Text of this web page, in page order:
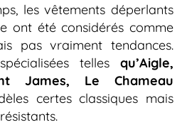
les vêtements déperlants
ont été considérés comme
pas vraiment tendances.
telles qu’Aigle,
James, Le Chameau
certes classiques mais